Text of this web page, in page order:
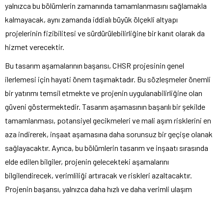
yalnızca bu bölümlerin zamanında tamamlanmasını sağlamakla
kalmayacak, aynı zamanda iddialı büyük ölçekli altyapı
projelerinin fizibilitesi ve sürdürülebilirliğine bir kanıt olarak da
hizmet verecektir.
Bu tasarım aşamalarının başarısı, CHSR projesinin genel
ilerlemesi için hayati önem taşımaktadır. Bu sözleşmeler önemli
bir yatırımı temsil etmekte ve projenin uygulanabilirliğine olan
güveni göstermektedir. Tasarım aşamasının başarılı bir şekilde
tamamlanması, potansiyel gecikmeleri ve mali aşım risklerini en
aza indirerek, inşaat aşamasına daha sorunsuz bir geçişe olanak
sağlayacaktır. Ayrıca, bu bölümlerin tasarım ve inşaatı sırasında
elde edilen bilgiler, projenin gelecekteki aşamalarını
bilgilendirecek, verimliliği artıracak ve riskleri azaltacaktır.
Projenin başarısı, yalnızca daha hızlı ve daha verimli ulaşım